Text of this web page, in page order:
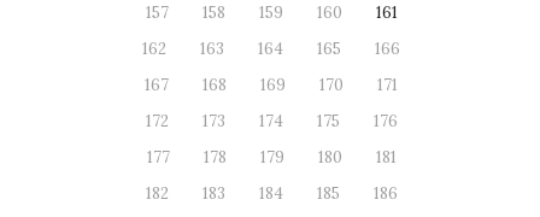
157
158 159 160
161
162
163 164 165
166
167
168 169 170
171
172
173 174 175
176
177
178 179 180
181
182
183 184 185
186